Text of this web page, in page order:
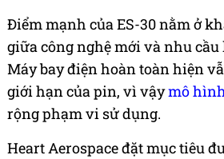
Điểm mạnh của ES-30 nằm ở
giữa công nghệ mới và nhu
Máy bay điện hoàn toàn hiện
giới hạn của pin, vì vậymô
rộng phạm vi sử dụng.
Heart Aerospace đặt mục tiêu